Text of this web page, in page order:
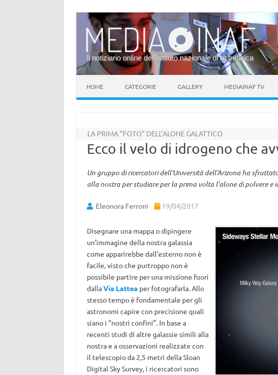
Il notiziario online dell’Istituto nazionale di astrofisica
HOME CATEGORIE GALLERY MEDIAINAF TV
LA PRIMA ”FOTO” DELL’ALONE GALATTICO
Ecco il velo di idrogeno che
Un gruppo di ricercatori dell'Università dell’Arizona ha
alla nostra per studiare per la prima volta l’alone di polvere e
Eleonora Ferroni 19/04/2017
Disegnare una mappa o dipingere
un’immagine della nostra galassia
come apparirebbe dall’esterno non è
facile, visto che purtroppo non è
possibile partire per una missione fuori
dallaVia Lattea per fotografarla. Allo
stesso tempo è fondamentale per gli
astronomi capire con precisione quali
siano i “nostri confini”. In base a
recenti studi di altre galassie simili alla
nostra e a osservazioni realizzate con
il telescopio da 2,5 metri della Sloan
Digital Sky Survey, i ricercatori sono